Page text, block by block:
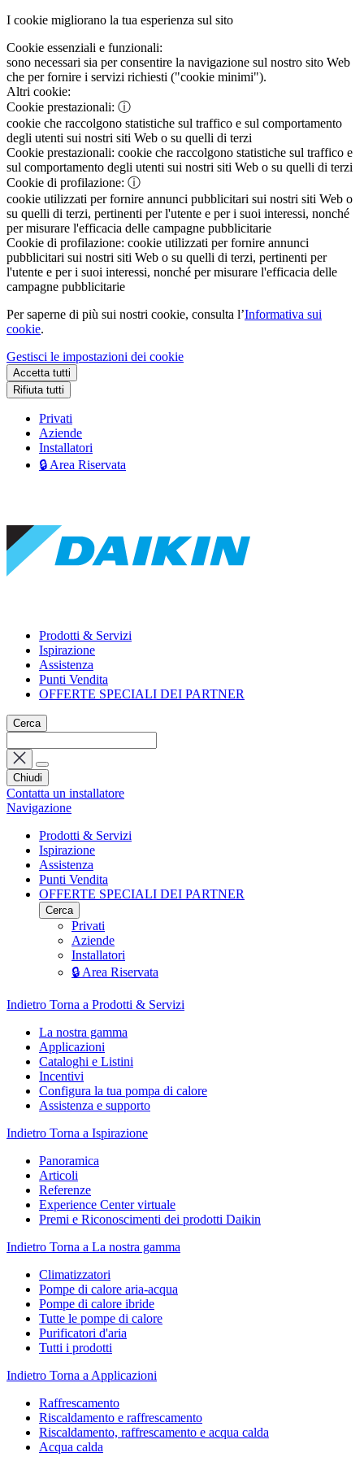
I cookie migliorano la tua esperienza sul sito
Cookie essenziali e funzionali:
sono necessari sia per consentire la navigazione sul nostro sito Web
che per fornire i servizi richiesti ("cookie minimi").
Altri cookie:
Cookie prestazionali: ⓘ
cookie che raccolgono statistiche sul traffico e sul comportamento
degli utenti sui nostri siti Web o su quelli di terzi
Cookie prestazionali: cookie che raccolgono statistiche sul traffico e
sul comportamento degli utenti sui nostri siti Web o su quelli di terzi
Cookie di profilazione: ⓘ
cookie utilizzati per fornire annunci pubblicitari sui nostri siti Web o
su quelli di terzi, pertinenti per l'utente e per i suoi interessi, nonché
per misurare l'efficacia delle campagne pubblicitarie
Cookie di profilazione: cookie utilizzati per fornire annunci
pubblicitari sui nostri siti Web o su quelli di terzi, pertinenti per
l'utente e per i suoi interessi, nonché per misurare l'efficacia delle
campagne pubblicitarie
Per saperne di più sui nostri cookie, consulta l’Informativa sui
cookie.
Gestisci le impostazioni dei cookie
Accetta tutti
Rifiuta tutti
Privati
Aziende
Installatori
🔒 Area Riservata
Prodotti & Servizi
Ispirazione
Assistenza
Punti Vendita
OFFERTE SPECIALI DEI PARTNER
Cerca
Chiudi
Contatta un installatore
Navigazione
Prodotti & Servizi
Ispirazione
Assistenza
Punti Vendita
OFFERTE SPECIALI DEI PARTNER
Cerca
Privati
Aziende
Installatori
🔒 Area Riservata
Indietro Torna a Prodotti & Servizi
La nostra gamma
Applicazioni
Cataloghi e Listini
Incentivi
Configura la tua pompa di calore
Assistenza e supporto
Indietro Torna a Ispirazione
Panoramica
Articoli
Referenze
Experience Center virtuale
Premi e Riconoscimenti dei prodotti Daikin
Indietro Torna a La nostra gamma
Climatizzatori
Pompe di calore aria-acqua
Pompe di calore ibride
Tutte le pompe di calore
Purificatori d'aria
Tutti i prodotti
Indietro Torna a Applicazioni
Raffrescamento
Riscaldamento e raffrescamento
Riscaldamento, raffrescamento e acqua calda
Acqua calda